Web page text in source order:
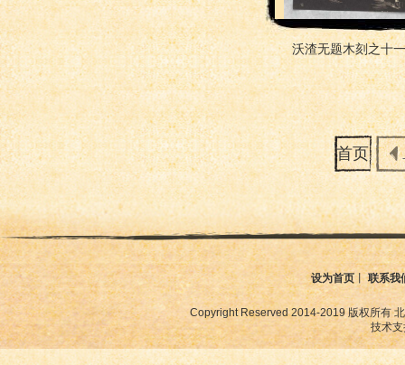
沃渣无题木刻之十
首页
设为首页丨联系我
Copyright Reserved 2014-2019 版权所有
技术